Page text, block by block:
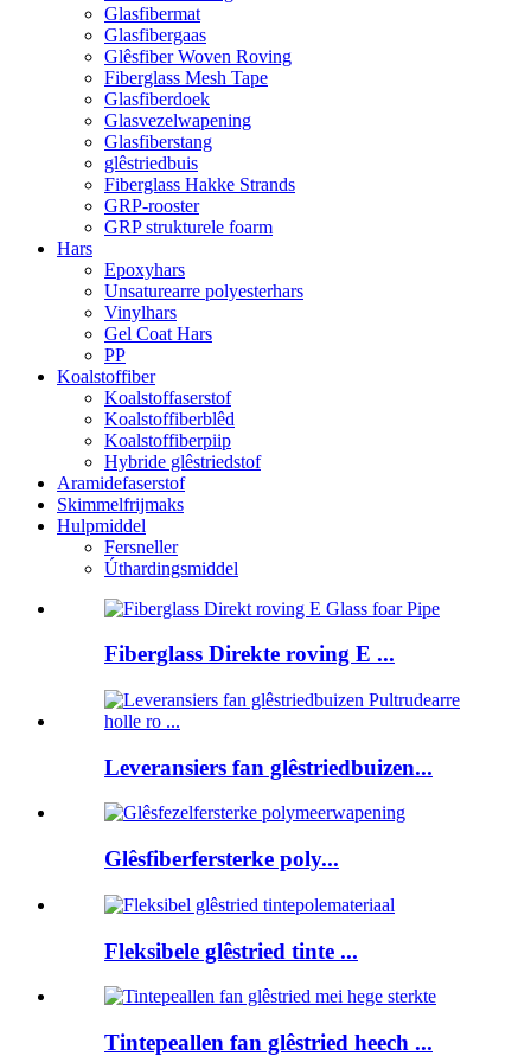
Glasfibermat
Glasfibergaas
Glêsfiber Woven Roving
Fiberglass Mesh Tape
Glasfiberdoek
Glasvezelwapening
Glasfiberstang
glêstriedbuis
Fiberglass Hakke Strands
GRP-rooster
GRP strukturele foarm
Hars
Epoxyhars
Unsaturearre polyesterhars
Vinylhars
Gel Coat Hars
PP
Koalstoffiber
Koalstoffaserstof
Koalstoffiberblêd
Koalstoffiberpiip
Hybride glêstriedstof
Aramidefaserstof
Skimmelfrijmaks
Hulpmiddel
Fersneller
Úthardingsmiddel
Fiberglass Direkte roving E ...
Leveransiers fan glêstriedbuizen...
Glêsfiberfersterke poly...
Fleksibele glêstried tinte ...
Tintepeallen fan glêstried heech ...